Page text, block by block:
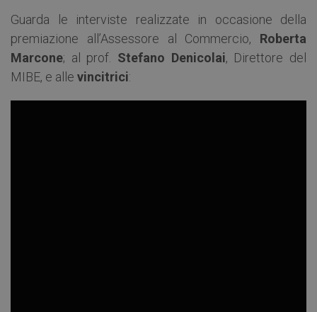
Guarda le interviste realizzate in occasione della
premiazione all’Assessore al Commercio, Roberta
Marcone; al prof. Stefano Denicolai, Direttore del
MIBE, e alle vincitrici: